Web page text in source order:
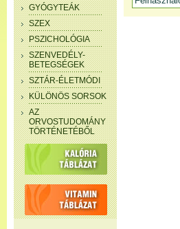
GYÓGYTEÁK
SZEX
PSZICHOLÓGIA
SZENVEDÉLY-
BETEGSÉGEK
SZTÁR-ÉLETMÓDI
KÜLÖNÖS SORSOK
AZ
ORVOSTUDOMÁNY
TÖRTÉNETÉBŐL